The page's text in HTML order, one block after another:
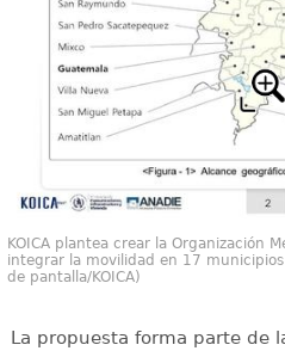
KOICA plantea crear la Organización
integrar la movilidad en 17
de pantalla/KOICA)
La propuesta forma parte de